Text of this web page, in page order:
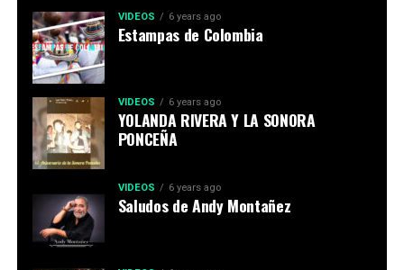
VIDEOS 6 years ago
Estampas de Colombia
VIDEOS 6 years ago
YOLANDA RIVERA Y LA SONORA
PONCEÑA
VIDEOS 6 years ago
Saludos de Andy Montañez